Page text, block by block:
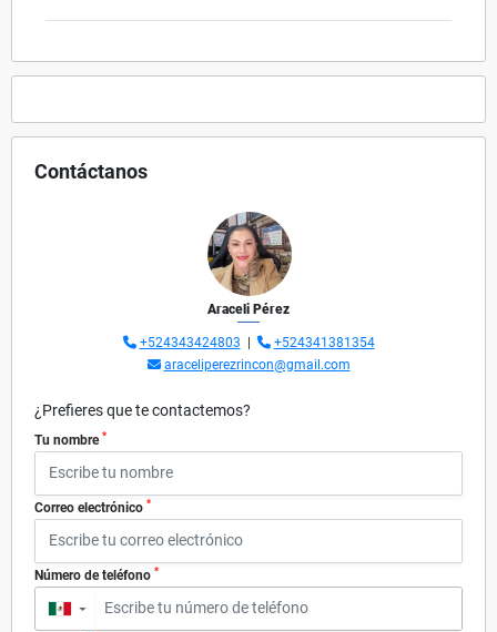
Contáctanos
Araceli Pérez
+524343424803 |
+524341381354
araceliperezrincon@gmail.com
¿Prefieres que te contactemos?
Tu nombre *
Correo electrónico *
Número de teléfono *
▼